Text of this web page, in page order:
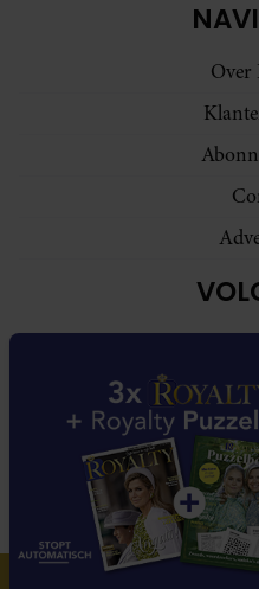
Over
Royalty participeert in diverse
dat Royalty commissies ontvangt
Deze website wordt niet